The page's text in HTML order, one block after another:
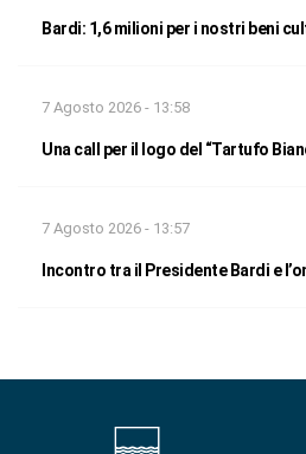
Bardi: 1,6 milioni per i nostri beni
7 Agosto 2026 - 13:58
Una call per il logo del “Tartufo
7 Agosto 2026 - 13:57
Incontro tra il Presidente Bardi e